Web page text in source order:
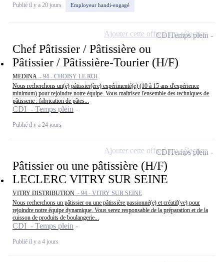
Publié il y a 20 jours Employeur handi-engagé
Chef Pâtissier / Pâtissière ou
Pâtissier / Pâtissière-Tourier (H/F)
MEDINA - 94 - CHOISY LE ROI
Nous recherchons un(e) pâtissier(ère) expérimenté(e) (10 à 15 ans d'expérience
minimum) pour rejoindre notre équipe. Vous maîtrisez l'ensemble des techniques de
pâtisserie : fabrication de pâtes...
CDI - Temps plein
Publié il y a 24 jours
CDITemps plein
Ajouter cette offre à ma sélection
Pâtissier ou une pâtissière (H/F)
LECLERC VITRY SUR SEINE
VITRY DISTRIBUTION - 94 - VITRY SUR SEINE
Nous recherchons un pâtissier ou une pâtissière passionné(e) et créatif(ve) pour
rejoindre notre équipe dynamique. Vous serez responsable de la préparation et de la
cuisson de produits de boulangerie...
CDI - Temps plein
Publié il y a 4 jours
CDITemps plein
Ajouter cette offre à ma sélection